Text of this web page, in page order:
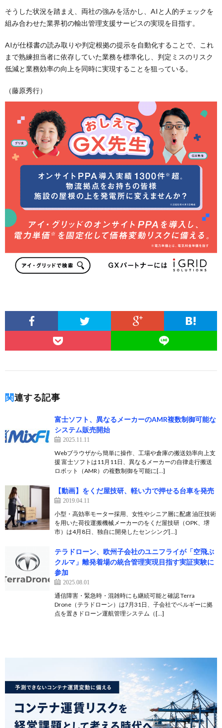
そうした状況を踏まえ、両社の強みを活かし、AIと人的チェックを
組み合わせた業界初の輸出管理支援サービスの実現を目指す。
AIが仕様書の読み取りや判定根拠の提示を自動化することで、これ
まで熟練担当者に依存していた業務を標準化し、判定ミスのリスク
低減と業務効率の向上を同時に実現することを狙っている。
（藤原秀行）
関連する記事
富士ソフト、異なるメーカーのAMR複数制御可能な
システム販売開始
2025.11.11
Webブラウザから簡単に操作、工場や倉庫の搬送効率向上支
援 富士ソフトは11月11日、異なるメーカーの自律走行搬送
ロボット（AMR）の複数制御を可能に[…]
【動画】をくだ屋技研、軽い力で押せる台車を発売
2019.04.11
小型・高効率モーター採用、女性やシニア層に配慮 油圧技術
を用いた荷役運搬機械メーカーのをくだ屋技研（OPK、堺
市）は4月8日、独自に開発したセンシング[…]
テラドローン、欧州子会社のユニフライが「空飛ぶ
クルマ」離発着場の統合管理実現目指す実証実験に
参加
2025.08.01
通信障害・緊急時・混雑時にも継続可能と確認 Terra
Drone（テラドローン）は7月31日、子会社でベルギーに拠
点を置きドローン運航管理システム（[…]